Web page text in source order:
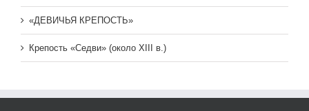
«ДЕВИЧЬЯ КРЕПОСТЬ»
Крепость «Седви» (около XIII в.)